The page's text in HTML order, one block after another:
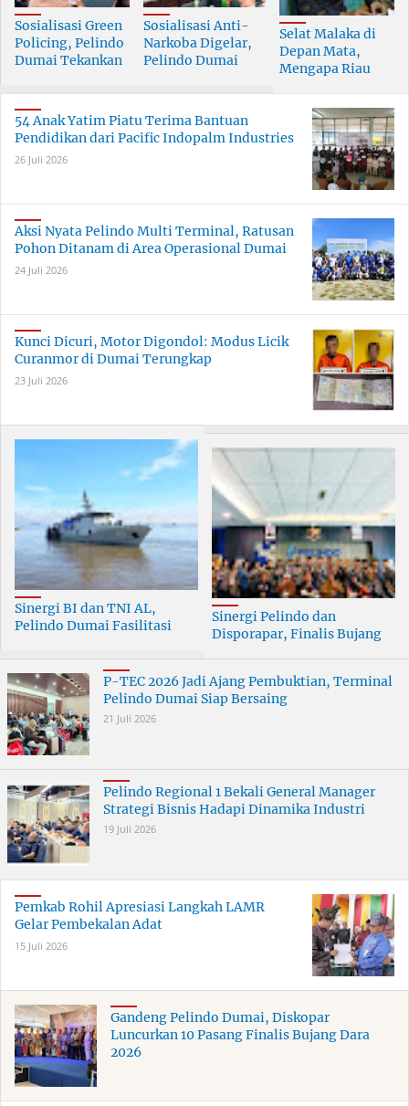
Sosialisasi Green
Policing, Pelindo
Dumai Tekankan
Bersama
Sosialisasi Anti-
Narkoba Digelar,
Pelindo Dumai
Berkualitas
Selat Malaka di
Depan Mata,
Mengapa Riau
54 Anak Yatim Piatu Terima Bantuan
Pendidikan dari Pacific Indopalm Industries
26 Juli 2026
Aksi Nyata Pelindo Multi Terminal, Ratusan
Pohon Ditanam di Area Operasional Dumai
24 Juli 2026
Kunci Dicuri, Motor Digondol: Modus Licik
Curanmor di Dumai Terungkap
23 Juli 2026
Sinergi BI dan TNI AL,
Pelindo Dumai Fasilitasi
Sinergi Pelindo dan
Disporapar, Finalis Bujang
P-TEC 2026 Jadi Ajang Pembuktian, Terminal
Pelindo Dumai Siap Bersaing
21 Juli 2026
Pelindo Regional 1 Bekali General Manager
Strategi Bisnis Hadapi Dinamika Industri
19 Juli 2026
Pemkab Rohil Apresiasi Langkah LAMR
Gelar Pembekalan Adat
15 Juli 2026
Gandeng Pelindo Dumai, Diskopar
Luncurkan 10 Pasang Finalis Bujang Dara
2026